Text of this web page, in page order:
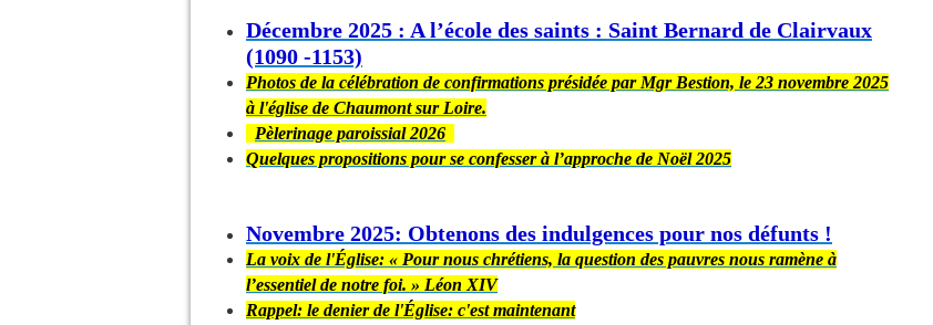
Décembre 2025 : A l’école des saints : Saint Bernard de Clairvaux
(1090 -1153)
Photos de la célébration de confirmations présidée par Mgr Bestion, le 23 novembre 2025
à l'église de Chaumont sur Loire.
Pèlerinage paroissial 2026
Quelques propositions pour se confesser à l’approche de Noël 2025
Novembre 2025: Obtenons des indulgences pour nos défunts !
La voix de l'Église: « Pour nous chrétiens, la question des pauvres nous ramène à
l’essentiel de notre foi. » Léon XIV
Rappel: le denier de l'Église: c'est maintenant